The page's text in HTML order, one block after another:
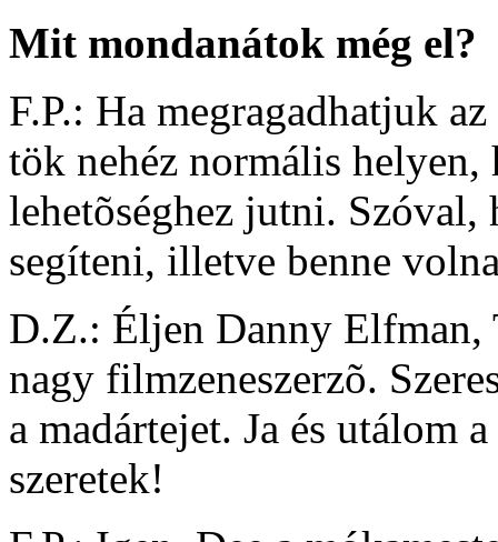
Mit mondanátok még el?
F.P.: Ha megragadhatjuk
tök nehéz normális
lehetõséghez jutni.
segíteni, illetve benne
D.Z.: Éljen Danny Elfman,
nagy filmzeneszerzõ.
a madártejet. Ja és utálom
szeretek!